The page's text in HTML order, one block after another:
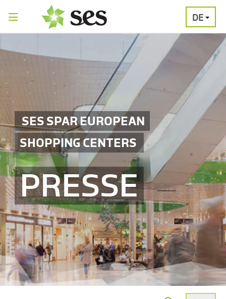
DE
SES SPAR EUROPEAN
SHOPPING CENTERS
PRESSE
PRESSEAUSSENDUNGEN